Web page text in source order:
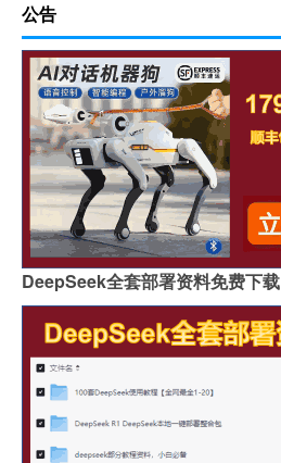
公告
DeepSeek全套部署资料免费下载